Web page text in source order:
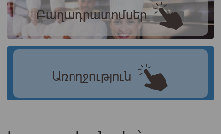
Բաղադրատոմսեր
Առողջություն